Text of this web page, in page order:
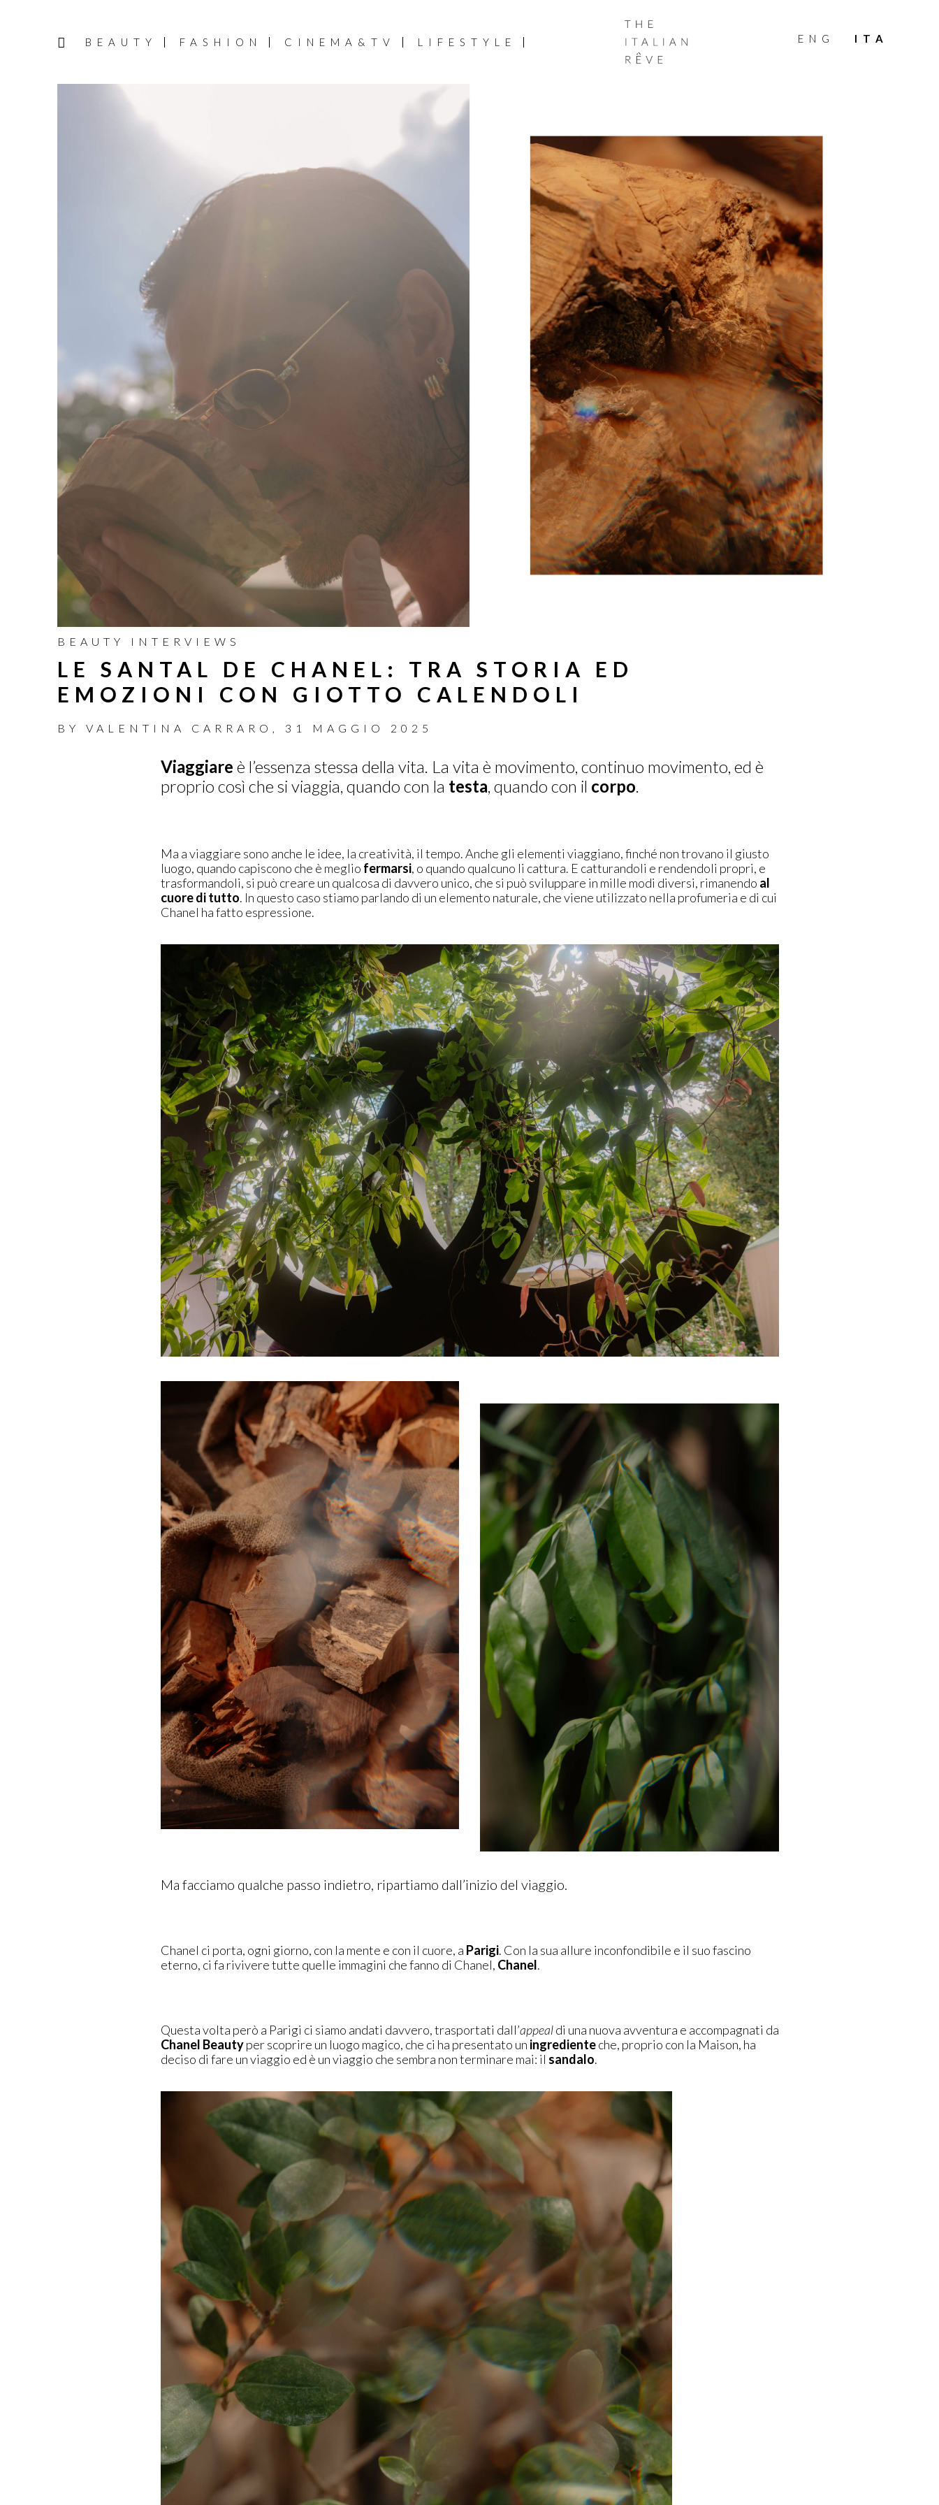
BEAUTY FASHION CINEMA&TV LIFESTYLE
ITALIAN
RÊVE
ENG ITA
BEAUTY INTERVIEWS
LE SANTAL DE CHANEL: TRA STORIA ED
EMOZIONI CON GIOTTO CALENDOLI
BY VALENTINA CARRARO , 31 MAGGIO 2025
Viaggiare è l’essenza stessa della vita. La vita è movimento, continuo movimento, ed è
proprio così che si viaggia, quando con la testa, quando con il corpo.
Ma a viaggiare sono anche le idee, la creatività, il tempo. Anche gli elementi viaggiano, finché non trovano il giusto
luogo, quando capiscono che è meglio fermarsi, o quando qualcuno li cattura. E catturandoli e rendendoli propri, e
trasformandoli, si può creare un qualcosa di davvero unico, che si può sviluppare in mille modi diversi, rimanendo al
cuore di tutto. In questo caso stiamo parlando di un elemento naturale, che viene utilizzato nella profumeria e di cui
Chanel ha fatto espressione.
Ma facciamo qualche passo indietro, ripartiamo dall’inizio del viaggio.
Chanel ci porta, ogni giorno, con la mente e con il cuore, a Parigi. Con la sua allure inconfondibile e il suo fascino
eterno, ci fa rivivere tutte quelle immagini che fanno di Chanel, Chanel.
Questa volta però a Parigi ci siamo andati davvero, trasportati dall’appealdi una nuova avventura e accompagnati da
Chanel Beautyper scoprire un luogo magico, che ci ha presentato un ingredienteche, proprio con la Maison, ha
deciso di fare un viaggio ed è un viaggio che sembra non terminare mai: il sandalo.